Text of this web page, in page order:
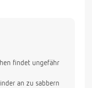
findet ungefähr
an zu sabbern